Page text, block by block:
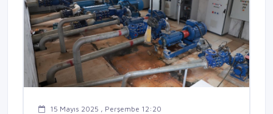
15 Mayıs 2025 , Perşembe 12:20